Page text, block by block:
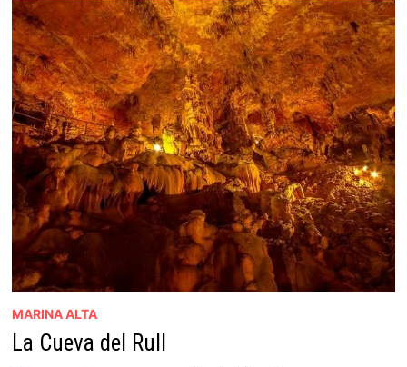
MARINA ALTA
La Cueva del Rull